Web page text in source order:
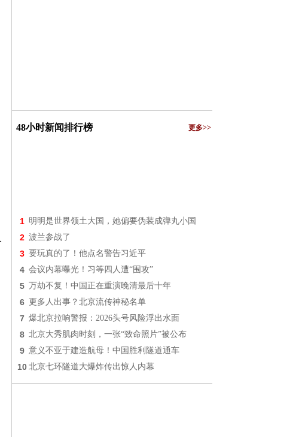
48小时新闻排行榜 更多>>
1 明明是世界领土大国，她偏要伪装成弹丸小国
2 波兰参战了
3 要玩真的了！他点名警告习近平
4 会议内幕曝光！习等四人遭“围攻”
5 万劫不复！中国正在重演晚清最后十年
6 更多人出事？北京流传神秘名单
7 爆北京拉响警报：2026头号风险浮出水面
8 北京大秀肌肉时刻，一张“致命照片”被公布
9 意义不亚于建造航母！中国胜利隧道通车
10 北京七环隧道大爆炸传出惊人内幕